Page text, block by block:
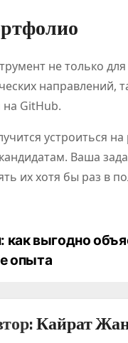
не только
направлений,
GitHub.
устроиться
Ваша
их хотя бы раз в
как выгодно
опыта
Кайрат